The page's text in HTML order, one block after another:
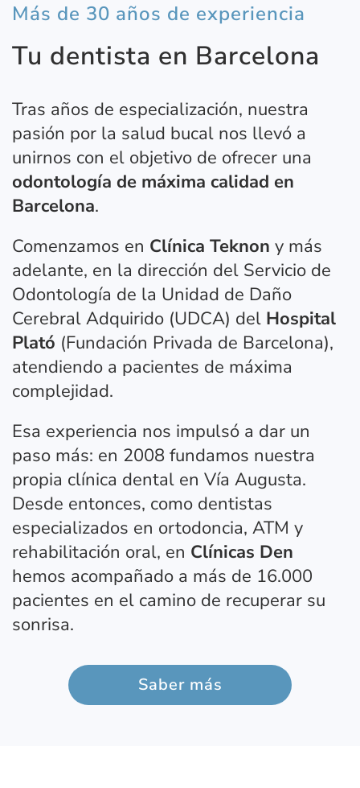
Más de 30 años de experiencia
Tu dentista en Barcelona
Tras años de especialización, nuestra
pasión por la salud bucal nos llevó a
unirnos con el objetivo de ofrecer una
odontología de máxima calidad en
Barcelona.
Comenzamos en Clínica Teknon y más
adelante, en la dirección del Servicio de
Odontología de la Unidad de Daño
Cerebral Adquirido (UDCA) del Hospital
Plató (Fundación Privada de Barcelona),
atendiendo a pacientes de máxima
complejidad.
Esa experiencia nos impulsó a dar un
paso más: en 2008 fundamos nuestra
propia clínica dental en Vía Augusta.
Desde entonces, como dentistas
especializados en ortodoncia, ATM y
rehabilitación oral, en Clínicas Den
hemos acompañado a más de 16.000
pacientes en el camino de recuperar su
sonrisa.
Saber más